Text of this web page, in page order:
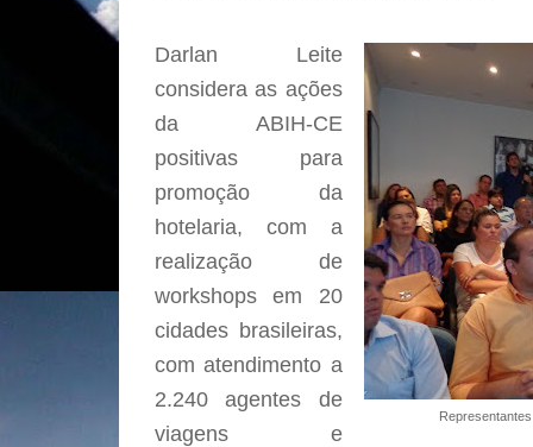
Darlan Leite
considera as ações
da ABIH-CE
positivas para
promoção da
hotelaria, com a
realização de
workshops em 20
cidades brasileiras,
com atendimento a
2.240 agentes de
viagens e